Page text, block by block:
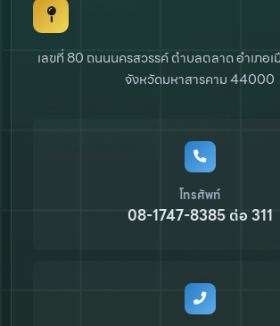
เลขที่ 80 ถนนนครสวรรค์ ตำบลตลาดอำเภอ
จังหวัดมหาสารคาม 44000
โทรศัพท์
08-1747-8385 ต่อ 311